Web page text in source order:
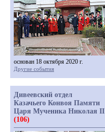
основан 18 октября 2020 г.
Другие события
Дивеевский отдел
Казачьего Конвоя Памяти
Царя Мученика Николая II
(106)